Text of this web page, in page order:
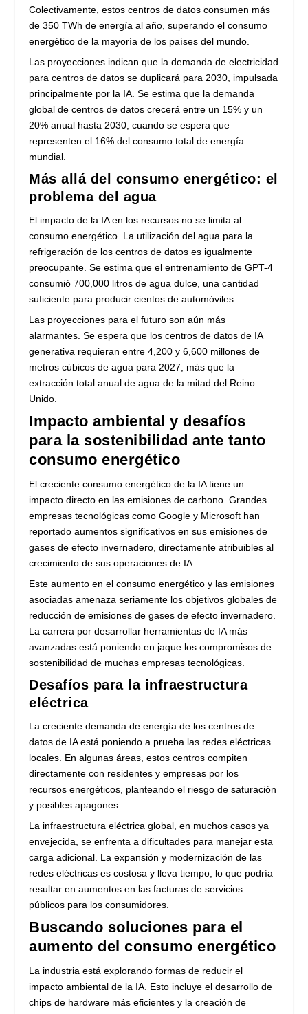
Colectivamente, estos centros de datos consumen más
de 350 TWh de energía al año, superando el consumo
energético de la mayoría de los países del mundo.
Las proyecciones indican que la demanda de electricidad
para centros de datos se duplicará para 2030, impulsada
principalmente por la IA. Se estima que la demanda
global de centros de datos crecerá entre un 15% y un
20% anual hasta 2030, cuando se espera que
representen el 16% del consumo total de energía
mundial.
Más allá del consumo energético: el
problema del agua
El impacto de la IA en los recursos no se limita al
consumo energético. La utilización del agua para la
refrigeración de los centros de datos es igualmente
preocupante. Se estima que el entrenamiento de GPT-4
consumió 700,000 litros de agua dulce, una cantidad
suficiente para producir cientos de automóviles.
Las proyecciones para el futuro son aún más
alarmantes. Se espera que los centros de datos de IA
generativa requieran entre 4,200 y 6,600 millones de
metros cúbicos de agua para 2027, más que la
extracción total anual de agua de la mitad del Reino
Unido.
Impacto ambiental y desafíos
para la sostenibilidad ante tanto
consumo energético
El creciente consumo energético de la IA tiene un
impacto directo en las emisiones de carbono. Grandes
empresas tecnológicas como Google y Microsoft han
reportado aumentos significativos en sus emisiones de
gases de efecto invernadero, directamente atribuibles al
crecimiento de sus operaciones de IA.
Este aumento en el consumo energético y las emisiones
asociadas amenaza seriamente los objetivos globales de
reducción de emisiones de gases de efecto invernadero.
La carrera por desarrollar herramientas de IA más
avanzadas está poniendo en jaque los compromisos de
sostenibilidad de muchas empresas tecnológicas.
Desafíos para la infraestructura
eléctrica
La creciente demanda de energía de los centros de
datos de IA está poniendo a prueba las redes eléctricas
locales. En algunas áreas, estos centros compiten
directamente con residentes y empresas por los
recursos energéticos, planteando el riesgo de saturación
y posibles apagones.
La infraestructura eléctrica global, en muchos casos ya
envejecida, se enfrenta a dificultades para manejar esta
carga adicional. La expansión y modernización de las
redes eléctricas es costosa y lleva tiempo, lo que podría
resultar en aumentos en las facturas de servicios
públicos para los consumidores.
Buscando soluciones para el
aumento del consumo energético
La industria está explorando formas de reducir el
impacto ambiental de la IA. Esto incluye el desarrollo de
chips de hardware más eficientes y la creación de